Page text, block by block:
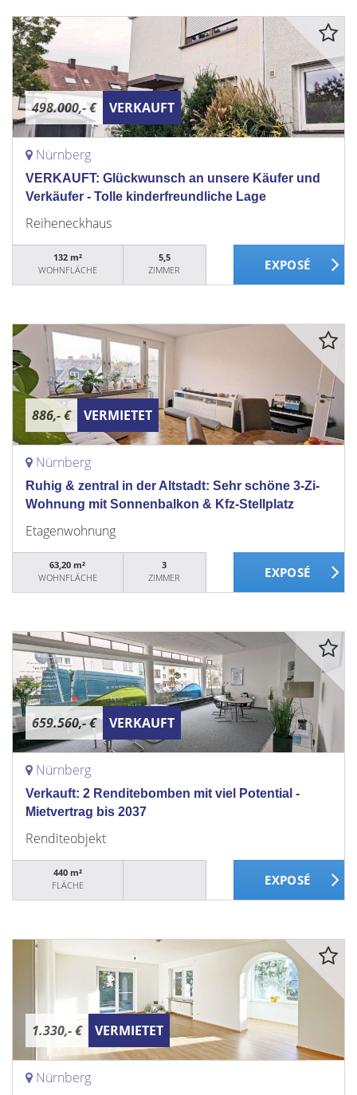
498.000,- € VERKAUFT
Nürnberg
VERKAUFT: Glückwunsch an unsere Käufer und
Verkäufer - Tolle kinderfreundliche Lage
Reiheneckhaus
132 m²
WOHNFLÄCHE
5,5
ZIMMER
886,- € VERMIETET
Nürnberg
Ruhig & zentral in der Altstadt: Sehr schöne 3-Zi-
Wohnung mit Sonnenbalkon & Kfz-Stellplatz
Etagenwohnung
63,20 m²
WOHNFLÄCHE
3
ZIMMER
659.560,- € VERKAUFT
Nürnberg
Verkauft: 2 Renditebomben mit viel Potential -
Mietvertrag bis 2037
Renditeobjekt
440 m²
FLÄCHE
1.330,- € VERMIETET
Nürnberg